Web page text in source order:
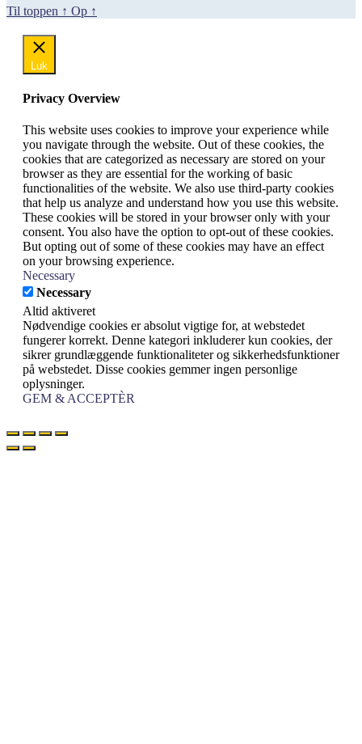
Til toppen ↑ Op ↑
Luk
Privacy Overview
This website uses cookies to improve your experience while
you navigate through the website. Out of these cookies, the
cookies that are categorized as necessary are stored on your
browser as they are essential for the working of basic
functionalities of the website. We also use third-party cookies
that help us analyze and understand how you use this website.
These cookies will be stored in your browser only with your
consent. You also have the option to opt-out of these cookies.
But opting out of some of these cookies may have an effect
on your browsing experience.
Necessary
Necessary
Altid aktiveret
Nødvendige cookies er absolut vigtige for, at webstedet
fungerer korrekt. Denne kategori inkluderer kun cookies, der
sikrer grundlæggende funktionaliteter og sikkerhedsfunktioner
på webstedet. Disse cookies gemmer ingen personlige
oplysninger.
GEM & ACCEPTÈR